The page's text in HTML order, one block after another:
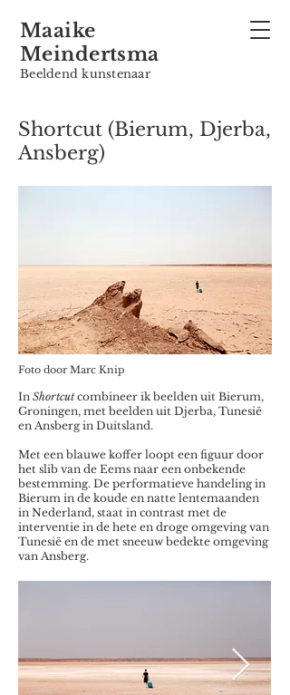
Maaike
Meindertsma
Beeldend kunstenaar
Shortcut (Bierum, Djerba,
Ansberg)
Foto door Marc Knip
In Shortcutcombineer ik beelden uit Bierum,
Groningen, met beelden uit Djerba, Tunesië
en Ansberg in Duitsland.
Met een blauwe koffer loopt een figuur door
het slib van de Eems naar een onbekende
bestemming. De performatieve handeling in
Bierum in de koude en natte lentemaanden
in Nederland, staat in contrast met de
interventie in de hete en droge omgeving van
Tunesië en de met sneeuw bedekte omgeving
van Ansberg.